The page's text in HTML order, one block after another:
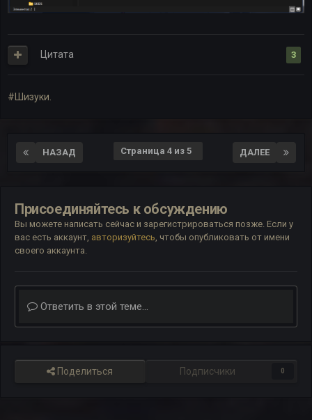
3
Цитата
#Шизуки.
НАЗАД ДАЛЕЕ
Страница 4 из 5
Присоединяйтесь к обсуждению
Вы можете написать сейчас и зарегистрироваться позже. Если у
вас есть аккаунт, авторизуйтесь, чтобы опубликовать от имени
своего аккаунта.
Ответить в этой теме...
Поделиться Подписчики 0